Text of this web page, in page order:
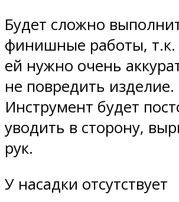
Будет сложно
финишные работы, т.к.
ей нужно очень
не повредить изделие.
Инструмент будет
уводить в сторону,
рук.
У насадки отсутствует